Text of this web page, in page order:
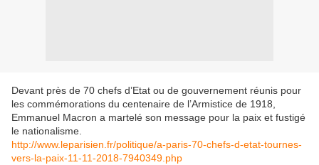
Devant près de 70 chefs d’Etat ou de gouvernement réunis pour
les commémorations du centenaire de l’Armistice de 1918,
Emmanuel Macron a martelé son message pour la paix et fustigé
le nationalisme.
http://www.leparisien.fr/politique/a-paris-70-chefs-d-etat-tournes-
vers-la-paix-11-11-2018-7940349.php